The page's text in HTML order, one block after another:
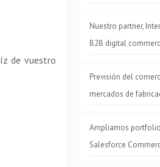
de vuestro
Nuestro partner,
B2B digital
Previsión del
mercados de
Ampliamos
Salesforce